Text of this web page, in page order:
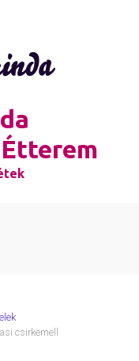
csirkemell